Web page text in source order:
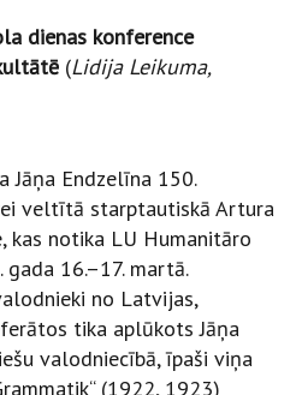
dienas konference
(Lidija Leikuma,
Jāņa Endzelīna 150.
veltītā starptautiskā Artura
kas notika LU Humanitāro
16.–17. martā.
no Latvijas,
tika aplūkots Jāņa
valodniecībā, īpaši viņa
(1922, 1923)